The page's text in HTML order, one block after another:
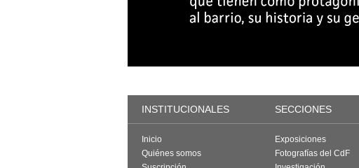
INSTITUCIONALES SECCIONES
Inicio
Quiénes somos
Exposiciones
Fotografías del CdF